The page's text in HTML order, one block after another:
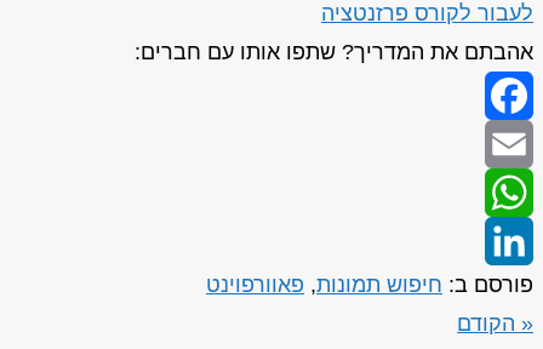
לעבור לקורס פרזנטציה
אהבתם את המדריך? שתפו אותו עם חברים:
Facebook
Email
WhatsApp
LinkedIn
פורסם ב: חיפוש תמונות, פאוורפוינט
« הקודם